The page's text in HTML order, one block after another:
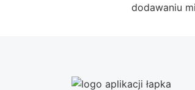
dodawaniu